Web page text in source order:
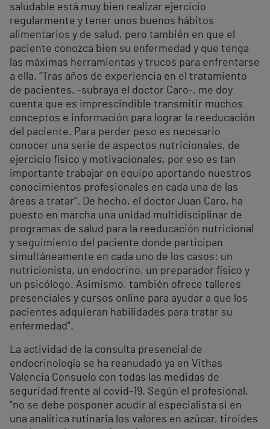
saludable está muy bien realizar ejercicio
regularmente y tener unos buenos hábitos
alimentarios y de salud, pero también en que el
paciente conozca bien su enfermedad y que tenga
las máximas herramientas y trucos para enfrentarse
a ella. “Tras años de experiencia en el tratamiento
de pacientes, -subraya el doctor Caro-, me doy
cuenta que es imprescindible transmitir muchos
conceptos e información para lograr la reeducación
del paciente. Para perder peso es necesario
conocer una serie de aspectos nutricionales, de
ejercicio físico y motivacionales, por eso es tan
importante trabajar en equipo aportando nuestros
conocimientos profesionales en cada una de las
áreas a tratar”. De hecho, el doctor Juan Caro, ha
puesto en marcha una unidad multidisciplinar de
programas de salud para la reeducación nutricional
y seguimiento del paciente donde participan
simultáneamente en cada uno de los casos: un
nutricionista, un endocrino, un preparador físico y
un psicólogo. Asimismo, también ofrece talleres
presenciales y cursos online para ayudar a que los
pacientes adquieran habilidades para tratar su
enfermedad”.
La actividad de la consulta presencial de
endocrinología se ha reanudado ya en Vithas
Valencia Consuelo con todas las medidas de
seguridad frente al covid-19. Según el profesional,
“no se debe posponer acudir al especialista si en
una analítica rutinaria los valores en azúcar, tiroides